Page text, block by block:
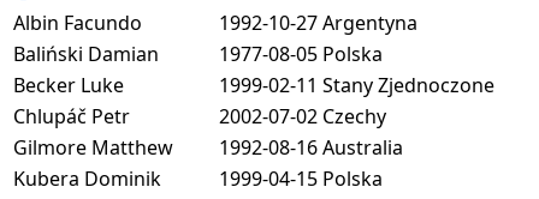
Albin Facundo 1992-10-27Argentyna
Baliński Damian
1977-08-05 Polska
Becker Luke
1999-02-11 Stany Zjednoczone
Chlupáč Petr
2002-07-02 Czechy
Gilmore Matthew
1992-08-16Australia
Kubera Dominik
1999-04-15 Polska